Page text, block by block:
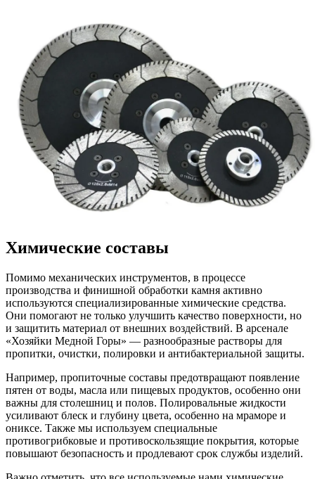
Химические составы
Помимо механических инструментов, в процессе
производства и финишной обработки камня активно
используются специализированные химические средства.
Они помогают не только улучшить качество поверхности, но
и защитить материал от внешних воздействий. В арсенале
«Хозяйки Медной Горы» — разнообразные растворы для
пропитки, очистки, полировки и антибактериальной защиты.
Например, пропиточные составы предотвращают появление
пятен от воды, масла или пищевых продуктов, особенно они
важны для столешниц и полов. Полировальные жидкости
усиливают блеск и глубину цвета, особенно на мраморе и
ониксе. Также мы используем специальные
противогрибковые и противоскользящие покрытия, которые
повышают безопасность и продлевают срок службы изделий.